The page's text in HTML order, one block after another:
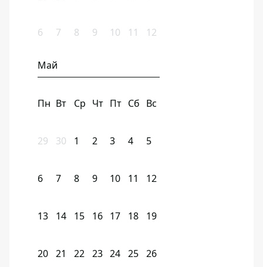
6 7 8 9 10 11 12
Май
Пн Вт Ср Чт Пт Сб Вс
29 30 1 2 3 4 5
6 7 8 9 10 11 12
13 14 15 16 17 18 19
20 21 22 23 24 25 26